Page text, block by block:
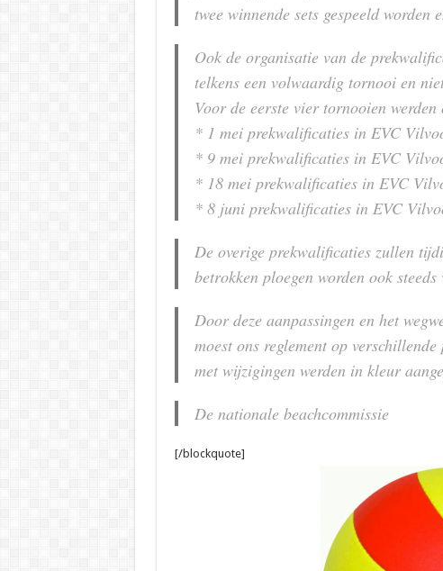
twee winnende sets gespeeld
Ook de organisatie van de
telkens een volwaardig tornooi en
Voor de eerste vier tornooien
* 1 mei prekwalificaties in EVC
* 9 mei prekwalificaties in EVC
* 18 mei prekwalificaties in EVC
* 8 juni prekwalificaties in EVC
De overige prekwalificaties zullen
betrokken ploegen worden ook
Door deze aanpassingen en het
moest ons reglement op
met wijzigingen werden in kleur
De nationale beachcommissie
[/blockquote]